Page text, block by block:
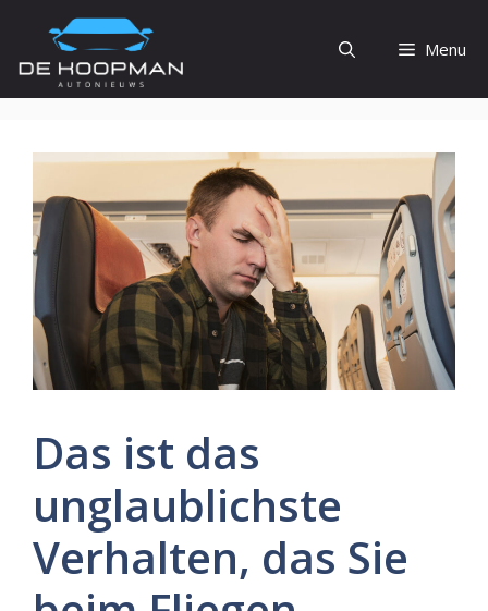
de
inhoud
Menu
Das ist das
unglaublichste
Verhalten, das Sie